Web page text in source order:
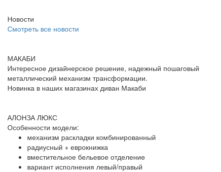
Новости
Смотреть все новости
МАКАБИ
Интересное дизайнерское решение, надежный пошаговый
металлический механизм трансформации.
Новинка в наших магазинах диван Макаби
АЛОНЗА ЛЮКС
Особенности модели:
механизм раскладки комбинированный
радиусный + еврокнижка
вместительное бельевое отделение
вариант исполнения левый/правый